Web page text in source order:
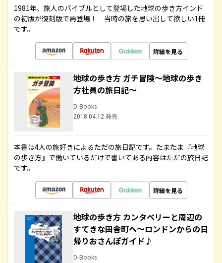
1981年、旅人のバイブルとして登場した地球の歩き方インド
の初版が復刻版で再登場！ 当時の旅を思い出して欲しい1冊
です。
詳細を見る
地球の歩き方 ガチ冒険～地球の歩き
方社員の旅日記～
D-Books
2018.04.12 発売
本書は4人の旅好きによるただの旅日記です。たまたま『地球
の歩き方』で働いているだけで書いてある内容はただの旅日記
です。
詳細を見る
地球の歩き方 カンタベリーと周辺の
すてきな田舎町へ～ロンドンからの日
帰りおさんぽガイド♪
D-Books